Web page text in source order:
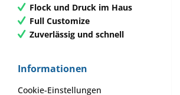
Flock und Druck im Haus
Full Customize
Zuverlässig und schnell
Informationen
Cookie-Einstellungen